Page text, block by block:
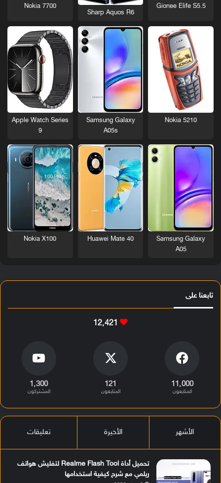
Gionee Elife S5.5
Sharp Aquos R6
Nokia 7700
Nokia 5210
Samsung Galaxy
A05s
Apple Watch Series
9
Samsung Galaxy
A05
Huawei Mate 40
Nokia X100
تابعنا على
12٬421
11٬000
المتابعون
121
المتابعون
1٬300
المشتركون
الأشهر الأخيرة تعليقات
تحميل أداة Realme Flash Tool لتفليش هواتف
ريلمي مع شرح كيفية استخدامها